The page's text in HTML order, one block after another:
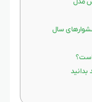
سال
است؟